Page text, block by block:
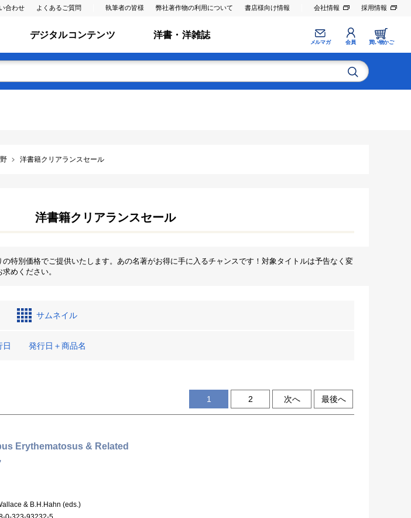
合わせ よくあるご質問 執筆者の皆様 弊社著作物の利用について 書店様向け情報 会社情報 採用情報
デジタルコンテンツ 洋書・洋雑誌
メルマガ 会員 買い物かご
洋書籍クリアランスセール
洋書籍クリアランスセール
特別価格でご提供いたします。あの名著がお得に手に入るチャンスです！対象タイトルは予告なく変
めください。
サムネイル
日 発行日＋商品名
1 2 次へ 最後へ
Erythematosus & Related
& B.H.Hahn (eds.)